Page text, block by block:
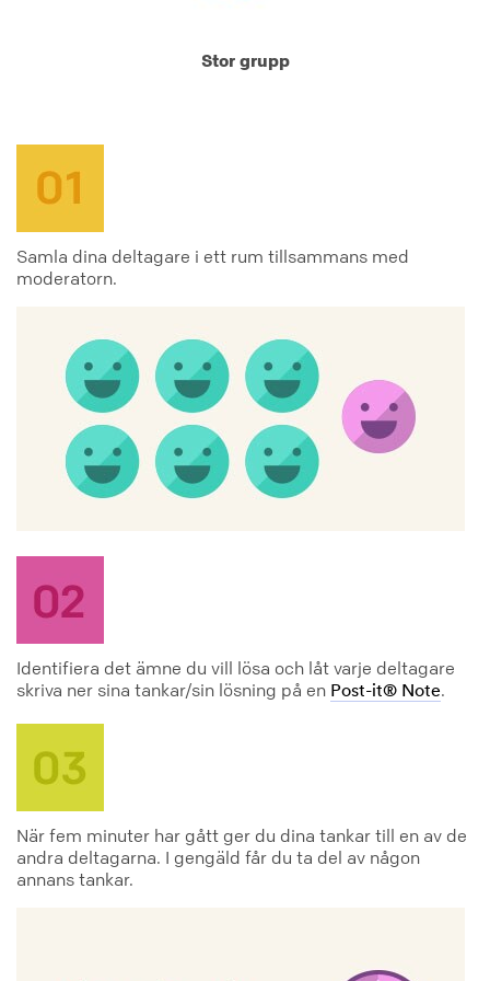
Stor grupp
Samla dina deltagare i ett rum tillsammans med
moderatorn.
Identifiera det ämne du vill lösa och låt varje deltagare
skriva ner sina tankar/sin lösning på en Post-it® Note.
När fem minuter har gått ger du dina tankar till en av de
andra deltagarna. I gengäld får du ta del av någon
annans tankar.